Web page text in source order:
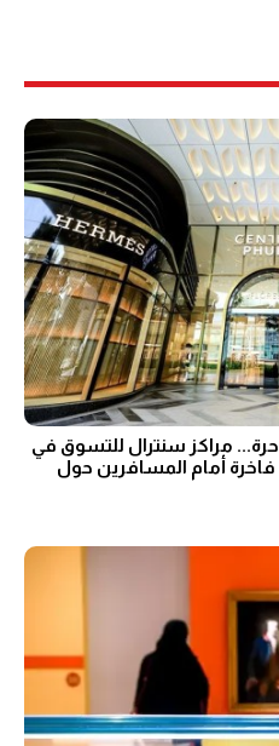
مراكز سنترال للتسوق في
فاخرة أمام المسافرين حول